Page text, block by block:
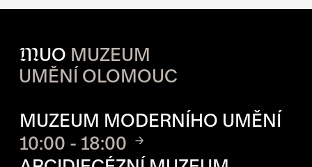
MUO MUZEUM
UMĚNÍ OLOMOUC
MUZEUM MODERNÍHO UMĚNÍ
10:00 - 18:00